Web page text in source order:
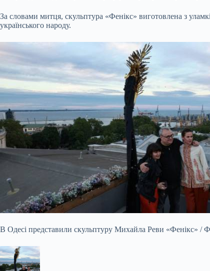
За словами митця, скульптура «Фенікс» виготовлена з
українського народу.
В Одесі представили скульптуру Михайла Реви «Фенікс» /